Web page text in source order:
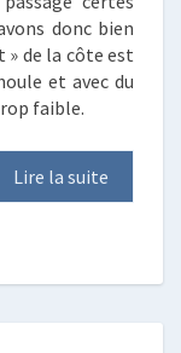
donc bien
de la côte est
et avec du
faible.
Lire la suite